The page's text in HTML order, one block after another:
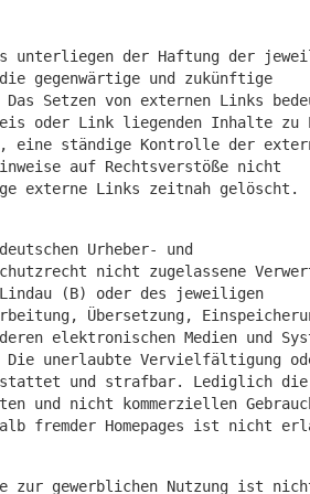
unterliegen der Haftung der
gegenwärtige und zukünftige
Setzen von externen Links
oder Link liegenden Inhalte zu
eine ständige Kontrolle der
auf Rechtsverstöße nicht
externe Links zeitnah gelöscht.
Urheber- und
nicht zugelassene
(B) oder des jeweiligen
Übersetzung,
elektronischen Medien und
unerlaubte Vervielfältigung
und strafbar. Lediglich die
und nicht kommerziellen
fremder Homepages ist nicht
zur gewerblichen Nutzung ist